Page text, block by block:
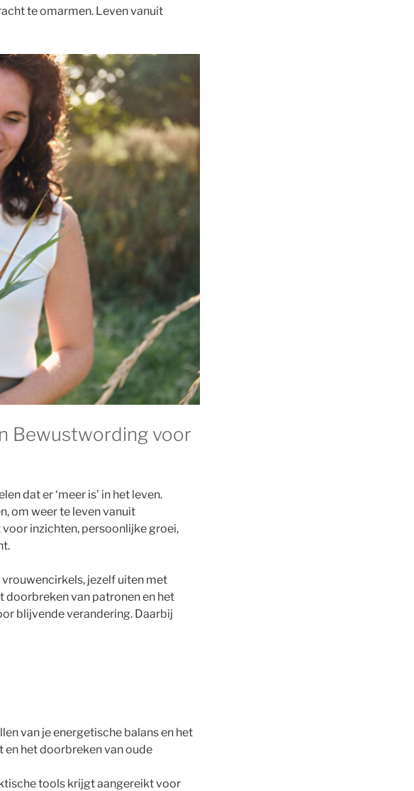
te omarmen. Leven vanuit
Bewustwording voor
dat er ‘meer is’ in het leven.
om weer te leven vanuit
inzichten, persoonlijke groei,
jezelf uiten met
doorbreken van patronen en het
blijvende verandering. Daarbij
van je energetische balans en het
en het doorbreken van oude
tools krijgt aangereikt voor